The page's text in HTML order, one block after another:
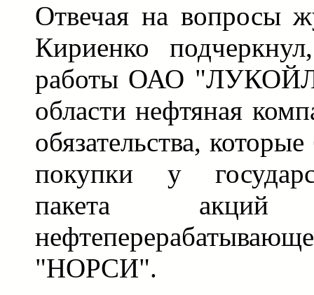
Отвечая на вопросы
Кириенко
работы ОАО
области нефтяная
обязательства,
покупки у
пакета акций
"НОРСИ".